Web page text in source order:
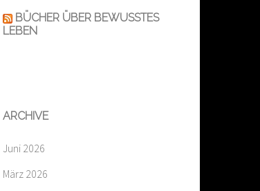
BÜCHER ÜBER BEWUSSTES
LEBEN
ARCHIVE
Juni 2026
März 2026